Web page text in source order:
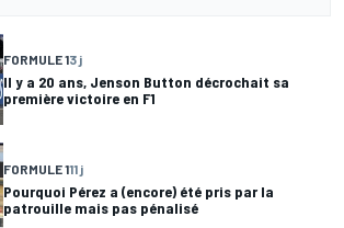
FORMULE 13 j
Il y a 20 ans, Jenson Button décrochait sa
première victoire en F1
FORMULE 111 j
Pourquoi Pérez a (encore) été pris par la
patrouille mais pas pénalisé